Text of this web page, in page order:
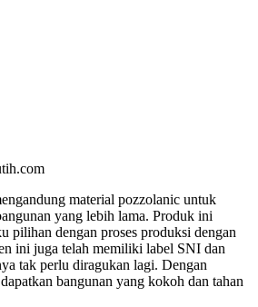
material pozzolanic untuk
yang lebih lama. Produk ini
pilihan dengan proses produksi dengan
ini juga telah memiliki label SNI dan
tak perlu diragukan lagi. Dengan
bangunan yang kokoh dan tahan